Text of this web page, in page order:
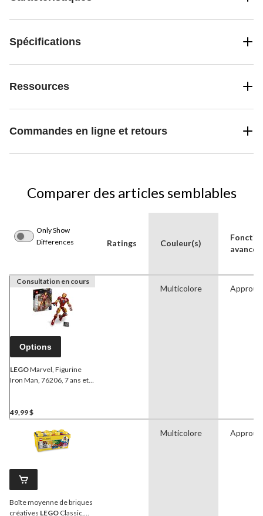
Spécifications
Ressources
Commandes en ligne et retours
Comparer des articles semblables
Only Show
Differences
Ratings Couleur(s)
Consultation en cours
Options
LEGOMarvel, Figurine
Iron Man, 76206, 7 ans et
49,99 $
Multicolore
Boîte moyenne de briques
créatives LEGO Classic,
Multicolore